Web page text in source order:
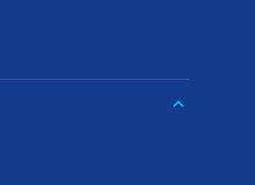
keyboard_arrow_down